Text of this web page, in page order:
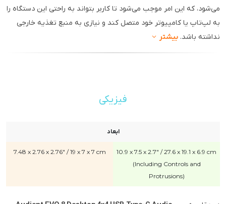
می‌شود، که این امر موجب می‌شود تا کاربر بتواند به راحتی این دستگاه را
به لپ‌تاپ یا کامپیوتر خود متصل کند و نیازی به منبع تغذیه خارجی
نداشته باشد. بیشتر
فیزیکی
ابعاد
10.9 x 7.5 x 2.7" / 27.6 x 19.1 x 6.9 cm
(Including Controls and
Protrusions)
7.48 x 2.76 x 2.76" / 19 x 7 x 7 cm